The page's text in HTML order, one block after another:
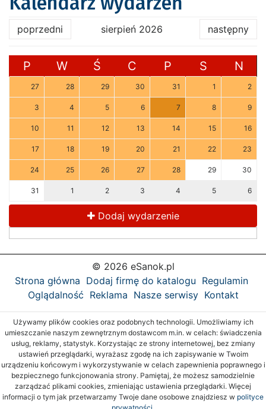
poprzedni sierpień 2026 następny
P W Ś C P S N
27 28 29 30 31 1 2
3 4 5 6 7 8 9
10 11 12 13 14 15 16
17 18 19 20 21 22 23
24 25 26 27 28 29 30
31 1 2 3 4 5 6
Dodaj wydarzenie
© 2026 eSanok.pl
Strona główna Dodaj firmę do katalogu Regulamin
Oglądalność Reklama Nasze serwisy Kontakt
Używamy plików cookies oraz podobnych technologii. Umożliwiamy ich
umieszczanie naszym zewnętrznym dostawcom m.in. w celach: świadczenia
usług, reklamy, statystyk. Korzystając ze strony internetowej, bez zmiany
ustawień przeglądarki, wyrażasz zgodę na ich zapisywanie w Twoim
urządzeniu końcowym i wykorzystywanie w celach zapewnienia poprawnego i
bezpiecznego funkcjonowania strony. Pamiętaj, że możesz samodzielnie
zarządzać plikami cookies, zmieniając ustawienia przeglądarki. Więcej
informacji o tym jak przetwarzamy Twoje dane osobowe znajdziesz w polityce